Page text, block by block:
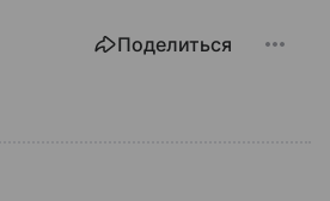
Поделиться